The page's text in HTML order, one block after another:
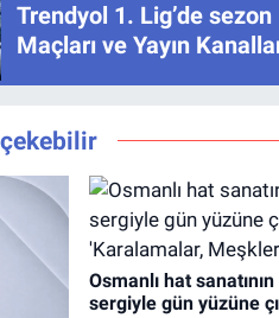
Trendyol 1. Lig’de
Maçları ve Yayın
Osmanlı hat
sergiyle gün yüzüne